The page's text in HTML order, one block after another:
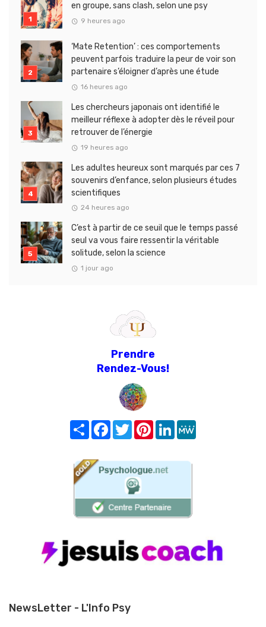
en groupe, sans clash, selon une psy
9 heures ago
‘Mate Retention’ : ces comportements
peuvent parfois traduire la peur de voir son
partenaire s’éloigner d’après une étude
16 heures ago
Les chercheurs japonais ont identifié le
meilleur réflexe à adopter dès le réveil pour
retrouver de l’énergie
19 heures ago
Les adultes heureux sont marqués par ces 7
souvenirs d’enfance, selon plusieurs études
scientifiques
24 heures ago
C’est à partir de ce seuil que le temps passé
seul va vous faire ressentir la véritable
solitude, selon la science
1 jour ago
Prendre
Rendez-Vous!
Share FacebookTwitterPinterest
LinkedIn
NewsLetter - L'Info Psy